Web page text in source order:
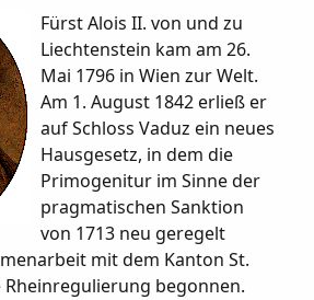
Fürst Alois II. von und zu
Liechtenstein kam am 26.
Mai 1796 in Wien zur Welt.
Am 1. August 1842 erließ er
auf Schloss Vaduz ein neues
Hausgesetz, in dem die
Primogenitur im Sinne der
pragmatischen Sanktion
von 1713 neu geregelt
mit dem Kanton St.
Rheinregulierung begonnen.